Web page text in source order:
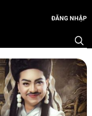
ĐĂNG NHẬP